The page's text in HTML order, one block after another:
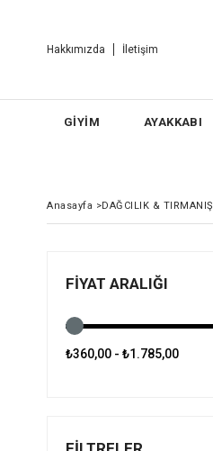
Hakkımızda İletişim
GİYİM AYAKKABI
Anasayfa >DAĞCILIK & TIRMANIŞ
FIYAT ARALIĞI
₺360,00 - ₺1.785,00